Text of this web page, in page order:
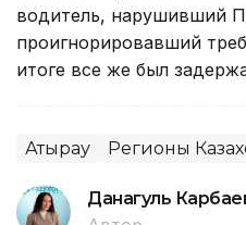
водитель, нарушивший
проигнорировавший
итоге все же был
Атырау Регионы
Данагуль